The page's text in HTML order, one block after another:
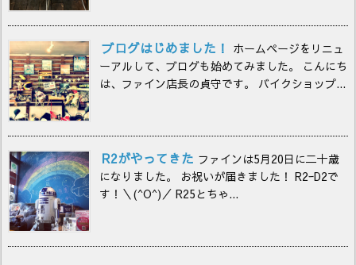
ブログはじめました！ ホームページをリニュ
ーアルして、ブログも始めてみました。 こんにち
は、ファイン店長の貞守です。 バイクショップ...
R2がやってきた ファインは5月20日に二十歳
になりました。 お祝いが届きました！ R2ｰD2で
す！＼(^O^)／ R25とちゃ...